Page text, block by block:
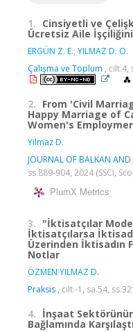
1. Cinsiyetli ve
Ücretsiz Aile
ERGÜN Z. E., YILMAZ D. O.
Çalışma ve Toplum , cilt.4,
2. From 'Civil
Happy Marriage of
Women's
Yilmaz D.
JOURNAL OF BALKAN AND
ss.889-904, 2024 (SSCI,
PlumX Metrics
3. "İktisatçılar
İktisatçılarsa
Üzerinden İktisadın
Notlar
ÖZMEN YILMAZ D.
Praksis , cilt.-1, sa.54,
4. İnşaat
Bağlamında